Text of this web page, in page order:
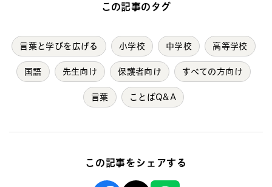
この記事のタグ
言葉と学びを広げる 小学校 中学校 高等学校
国語 先生向け 保護者向け すべての方向け
言葉 ことばQ&A
この記事をシェアする